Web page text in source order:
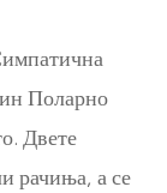
Поларно
Двете
рачиња, а се